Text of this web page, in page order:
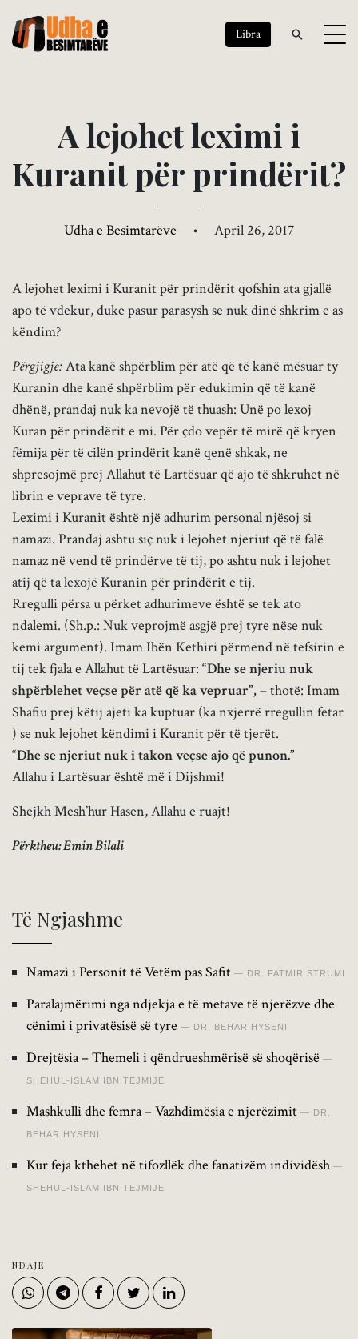
Libra
Alejohetleximi i
Kuranitpërprindërit?
Udha e Besimtarëve • April 26, 2017
A lejohet leximi i Kuranit për prindërit qofshin ata gjallë
apo të vdekur, duke pasur parasysh se nuk dinë shkrim e as
këndim?
Përgjigje:Ata kanë shpërblim për atë që të kanë mësuar ty
Kuranin dhe kanë shpërblim për edukimin që të kanë
dhënë, prandaj nuk ka nevojë të thuash: Unë po lexoj
Kuran për prindërit e mi. Për çdo vepër të mirë që kryen
fëmija për të cilën prindërit kanë qenë shkak, ne
shpresojmë prej Allahut të Lartësuar që ajo të shkruhet në
librin e veprave të tyre.
Leximi i Kuranit është një adhurim personal njësoj si
namazi. Prandaj ashtu siç nuk i lejohet njeriut që të falë
namaz në vend të prindërve të tij, po ashtu nuk i lejohet
atij që ta lexojë Kuranin për prindërit e tij.
Rregulli përsa u përket adhurimeve është se tek ato
ndalemi. (Sh.p.: Nuk veprojmë asgjë prej tyre nëse nuk
kemi argument). Imam Ibën Kethiri përmend në tefsirin e
tij tek fjala e Allahut të Lartësuar: “Dhe se njeriu nuk
shpërblehet veçse për atë që ka vepruar”,– thotë: Imam
Shafiu prej këtij ajeti ka kuptuar (ka nxjerrë rregullin fetar
) se nuk lejohet këndimi i Kuranit për të tjerët.
“Dhe se njeriut nuk i takon veçse ajo që punon.”
Allahu i Lartësuar është më i Dijshmi!
Shejkh Mesh’hur Hasen, Allahu e ruajt!
Përktheu: Emin Bilali
Të Ngjashme
Namazi i Personit të Vetëm pas Safit DR. FATMIR STRUMI
Paralajmërimi nga ndjekja e të metave të njerëzve dhe
cënimi i privatësisë së tyre
DR. BEHAR HYSENI
Drejtësia – Themeli i qëndrueshmërisë së shoqërisë
SHEHUL-ISLAM IBN TEJMIJE
Mashkulli dhe femra – Vazhdimësia e njerëzimit DR.
BEHAR HYSENI
Kur feja kthehet në tifozllëk dhe fanatizëm individësh
SHEHUL-ISLAM IBN TEJMIJE
NDAJE